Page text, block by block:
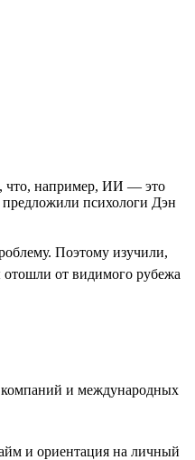
что, например, ИИ — это
психологи Дэн
Поэтому изучили,
от видимого рубежа
компаний и международных
и ориентация на личный